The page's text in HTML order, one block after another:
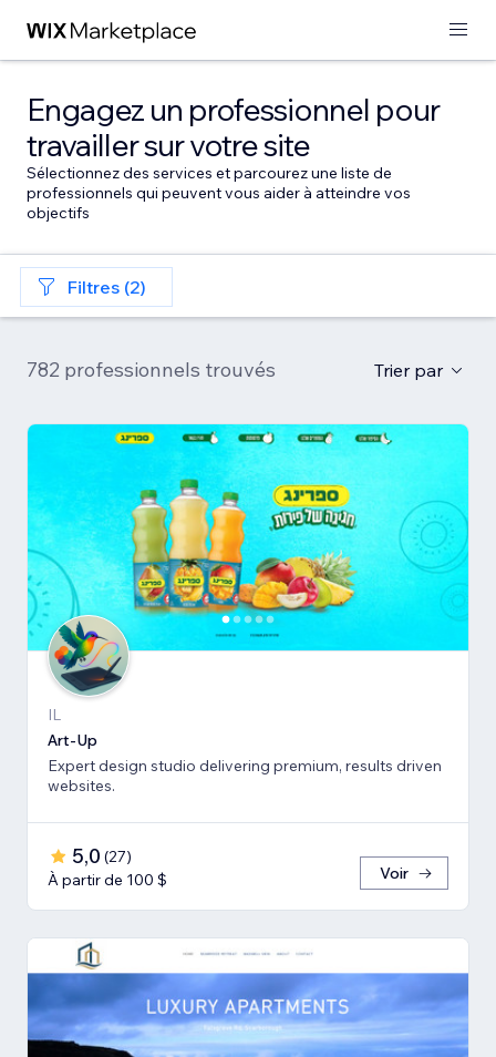
Engagez un professionnel pour
travailler sur votre site
Sélectionnez des services et parcourez une liste de
professionnels qui peuvent vous aider à atteindre vos
objectifs
Filtres (2)
782 professionnels trouvés Trier par
IL
Art-Up
Expert design studio delivering premium, results driven
websites.
5,0 (27)
À partir de 100 $
Voir